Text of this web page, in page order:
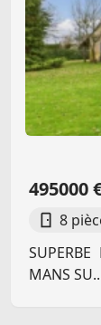
495000
8
MANS